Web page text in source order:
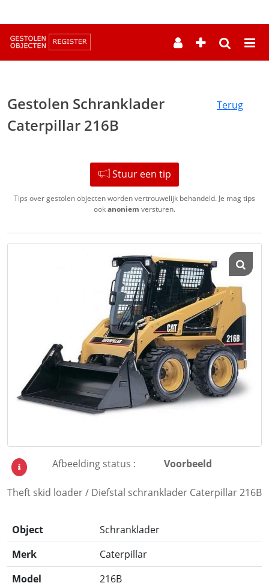
Gestolen Schranklader
Caterpillar 216B
Terug
Stuur een tip
Tips over gestolen objecten worden vertrouwelijk behandeld. Je mag tips
ookanoniem versturen.
Afbeelding status : Voorbeeld
Theft skid loader / Diefstal schranklader Caterpillar 216B
Object
Schranklader
Merk
Caterpillar
Model
216B